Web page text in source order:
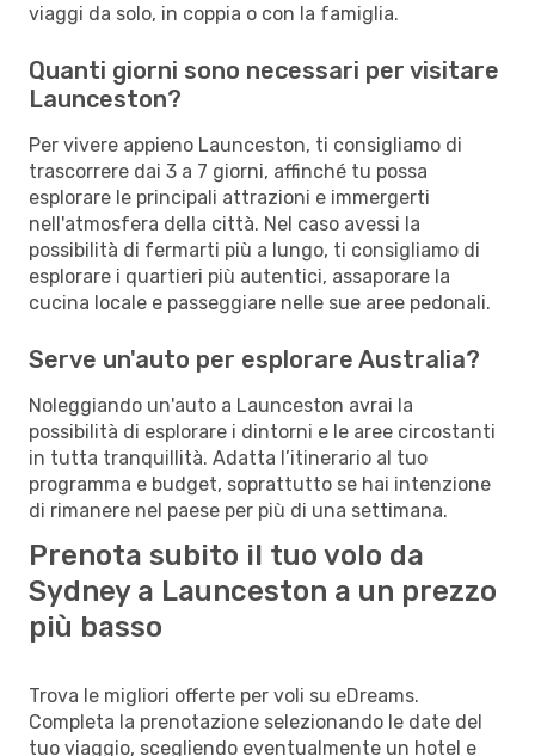
viaggi da solo, in coppia o con la famiglia.
Quanti giorni sono necessari per visitare
Launceston?
Per vivere appieno Launceston, ti consigliamo di
trascorrere dai 3 a 7 giorni, affinché tu possa
esplorare le principali attrazioni e immergerti
nell'atmosfera della città. Nel caso avessi la
possibilità di fermarti più a lungo, ti consigliamo di
esplorare i quartieri più autentici, assaporare la
cucina locale e passeggiare nelle sue aree pedonali.
Serve un'auto per esplorare Australia?
Noleggiando un'auto a Launceston avrai la
possibilità di esplorare i dintorni e le aree circostanti
in tutta tranquillità. Adatta l’itinerario al tuo
programma e budget, soprattutto se hai intenzione
di rimanere nel paese per più di una settimana.
Prenota subito il tuo volo da
Sydney a Launceston a un prezzo
più basso
Trova le migliori offerte per voli su eDreams.
Completa la prenotazione selezionando le date del
tuo viaggio, scegliendo eventualmente un hotel e